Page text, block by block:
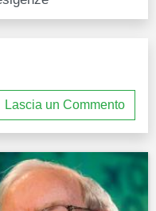
Lascia un Commento